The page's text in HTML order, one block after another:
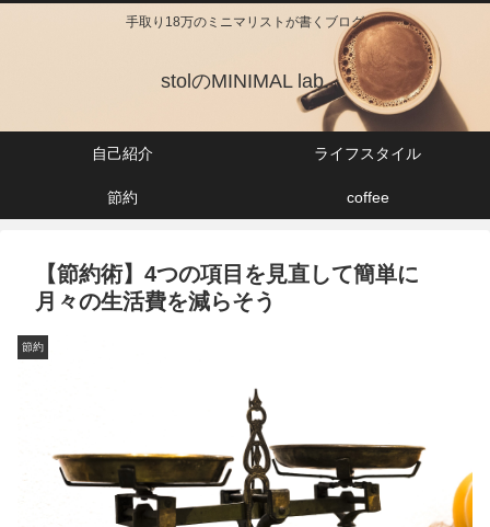
手取り18万のミニマリストが書くブログ
stolのMINIMAL lab.
自己紹介 ライフスタイル
節約 coffee
【節約術】4つの項目を見直して簡単に
月々の生活費を減らそう
節約